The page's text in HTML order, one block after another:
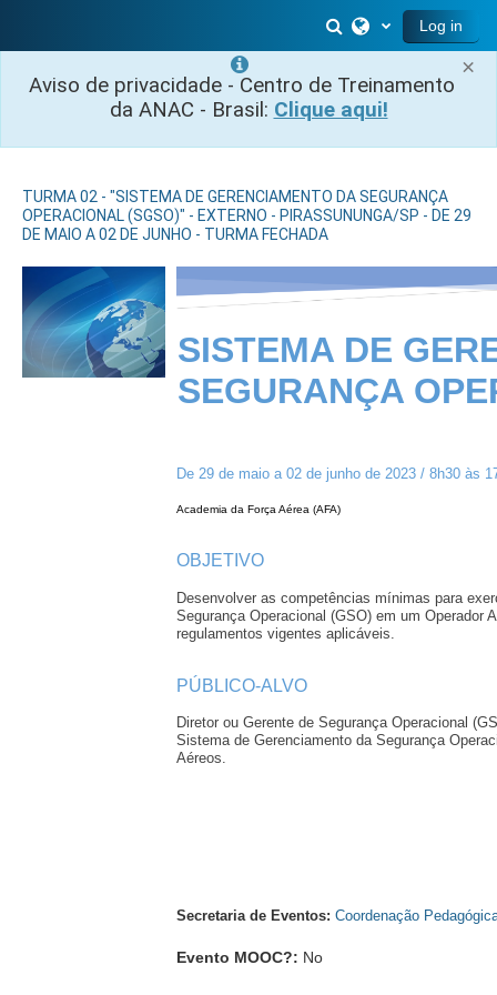
×
Aviso de privacidade - Centro de Treinamento
da ANAC - Brasil: Clique aqui!
Toggle search
Log in
TURMA 02 - "SISTEMA DE GERENCIAMENTO DA SEGURANÇA
OPERACIONAL (SGSO)" - EXTERNO - PIRASSUNUNGA/SP - DE 29
DE MAIO A 02 DE JUNHO - TURMA FECHADA
SISTEMA DE
SEGURANÇA
De 29 de maio a 02 de junho de 2023 / 8h30 às
Academia da Força Aérea (AFA)
OBJETIVO
Desenvolver as competências mínimas para
Segurança Operacional (GSO) em um Operador
regulamentos vigentes aplicáveis.
PÚBLICO-ALVO
Diretor ou Gerente de Segurança Operacional
Sistema de Gerenciamento da Segurança
Aéreos.
Secretaria de Eventos:Coordenação
Evento MOOC?: No